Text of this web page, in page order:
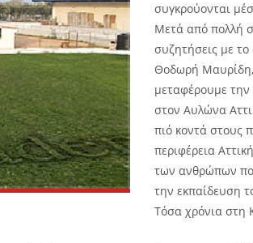
συγκρούονται
Μετά από πολλή
συζητήσεις με το
Θοδωρή
μεταφέρουμε
στον Αυλώνα
πιό κοντά στους
περιφέρεια
των ανθρώπων
την εκπαίδευση
Τόσα χρόνια στη